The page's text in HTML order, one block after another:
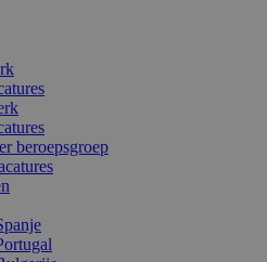
beroepsgroep